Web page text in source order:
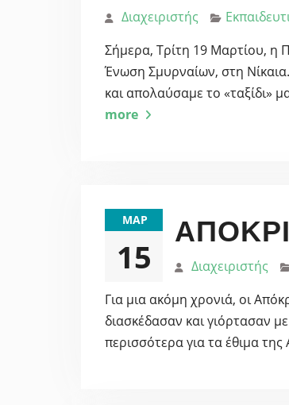
Διαχειριστής
Σήμερα, Τρίτη 19 Μαρτίου, η
Ένωση Σμυρναίων, στη
και απολαύσαμε το «ταξίδι»
more
ΜΑΡ
15 Διαχειριστής
Για μια ακόμη χρονιά, οι
διασκέδασαν και γιόρτασαν
περισσότερα για τα έθιμα